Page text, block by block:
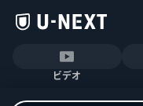
ビデオ